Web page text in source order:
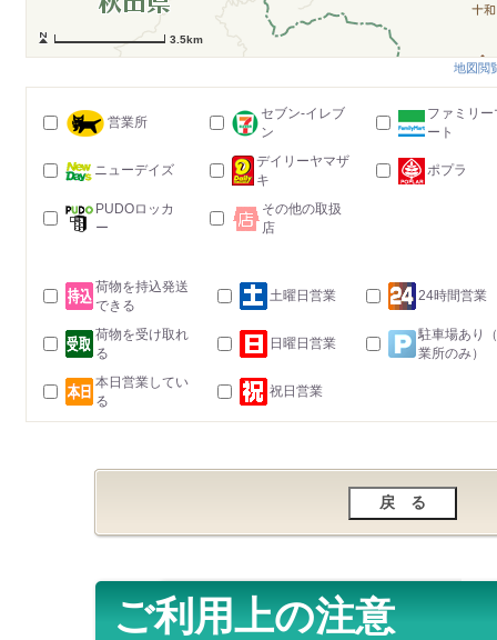
3.5km
地図閲
営業所
セブン-イレブ
ン
ファミリー
ート
ニューデイズ
デイリーヤマザ
キ
ポプラ
PUDOロッカ
ー
その他の取扱
店
荷物を持込発送
できる
土曜日営業 24時間営業
荷物を受け取れ
る
日曜日営業
駐車場あり
業所のみ）
本日営業してい
る
祝日営業
ご利用上の注意